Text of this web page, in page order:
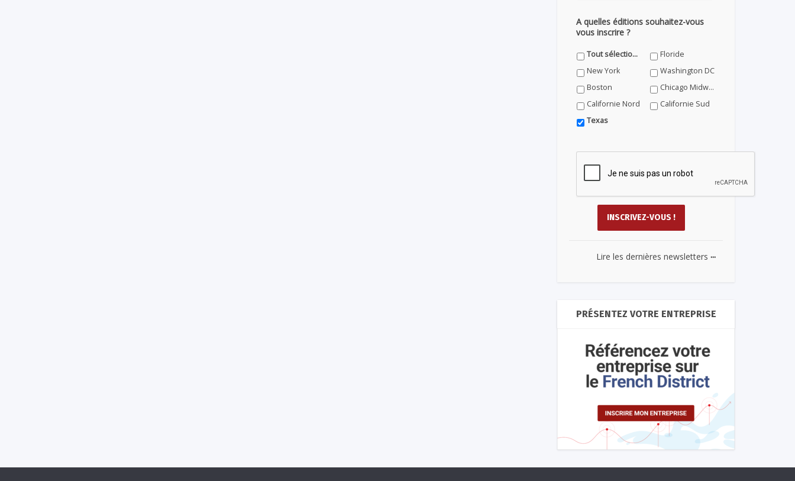
A quelles éditions souhaitez-vous
vous inscrire ?
Tout sélectionner
Floride
New York
Washington DC
Boston
Chicago Midwest
Californie Nord
Californie Sud
Texas
Lire les dernières newsletters ...
PRÉSENTEZ VOTRE ENTREPRISE